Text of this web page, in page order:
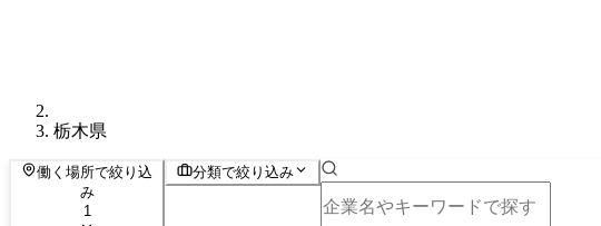
栃木県
働く場所で絞り込
み
1
分類で絞り込み